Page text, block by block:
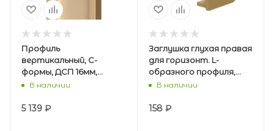
Профиль
вертикальный, C-
формы, ДСП 16мм,
5000мм, золото, AQ
В наличии
5 139 ₽
Заглушка глухая правая
для горизонт. L-
образного профиля,
золото , AQ
В наличии
158₽